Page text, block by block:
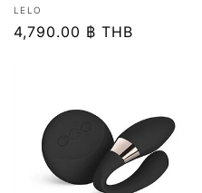
เวน
เด
LELO
ราคา
4,790.00 ฿ THB